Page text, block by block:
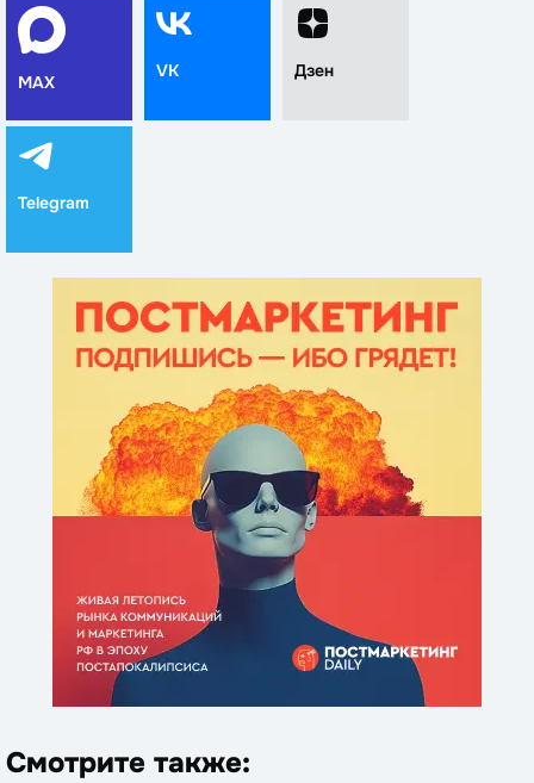
MAX
VK Дзен
Telegram
Смотрите также: